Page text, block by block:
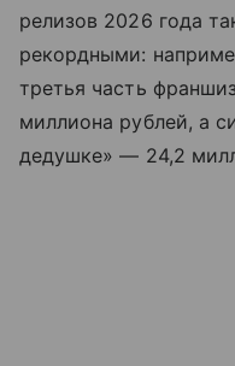
релизов 2026 года
рекордными:
третья часть
миллиона рублей, а
дедушке» — 24,2